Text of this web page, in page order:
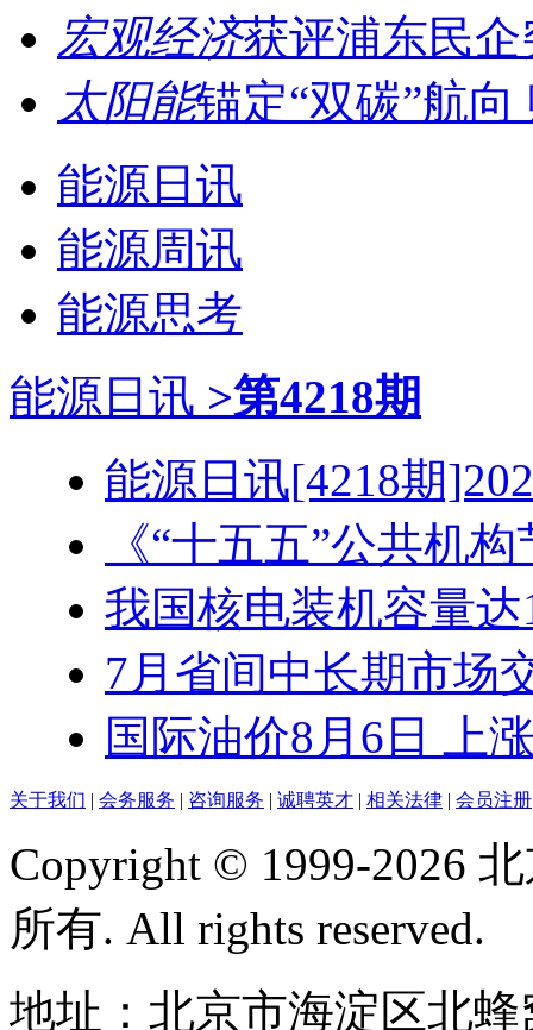
宏观经济获评浦东民
太阳能锚定“双碳”航
能源日讯
能源周讯
能源思考
能源日讯 >第4218期
能源日讯[4218期
《“十五五”公共机
我国核电装机容量达
7月省间中长期市场
国际油价8月6日 上
关于我们 | 会务服务 | 咨询服务 | 诚聘英才 | 相关法律 | 会员注册
Copyright © 1999-2026
所有. All rights reserved.
地址：北京市海淀区北